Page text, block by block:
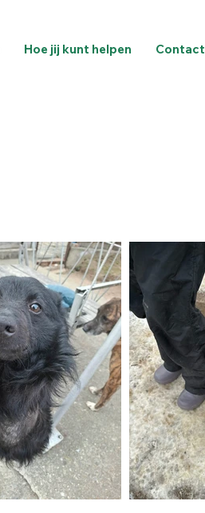
Hoe jij kunt helpen Contact